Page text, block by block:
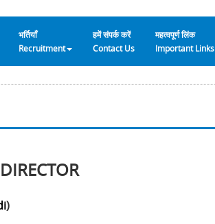
भर्तियाँ
Recruitment
हमें संपर्क करें
Contact Us
महत्वपूर्ण लिंक
Important Links
)